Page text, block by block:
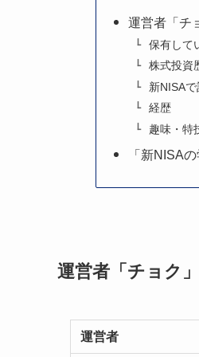
運営者「チ
保有して
株式投資
新NISA
経歴
趣味・特
「新NISA
運営者「チョク
運営者